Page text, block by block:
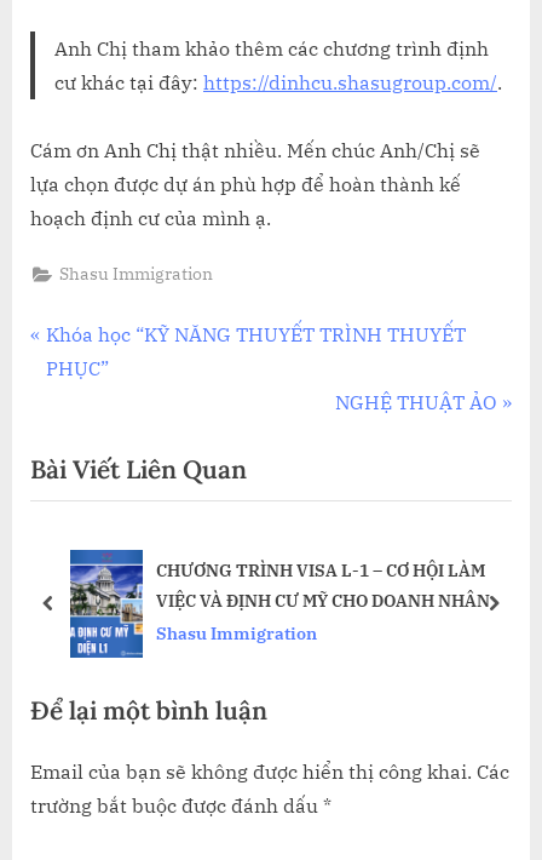
Anh Chị tham khảo thêm các chương trình định
cư khác tại đây: https://dinhcu.shasugroup.com/.
Cám ơn Anh Chị thật nhiều. Mến chúc Anh/Chị sẽ
lựa chọn được dự án phù hợp để hoàn thành kế
hoạch định cư của mình ạ.
Shasu Immigration
Điều
hướng
viết
P
r
i
o
P
t
Khóa học “KỸ NĂNG THUYẾT TRÌNH THUYẾT
PHỤC”
N
t
o
s
NGHỆ THUẬT ẢO
Bài Viết Liên Quan
CHƯƠNG TRÌNH VISA L-1 – CƠ HỘI LÀM
VIỆC VÀ ĐỊNH CƯ MỸ CHO DOANH NHÂN
Shasu Immigration
prev next
Để lại một bình luận
Email của bạn sẽ không được hiển thị công khai. Các
trường bắt buộc được đánh dấu *